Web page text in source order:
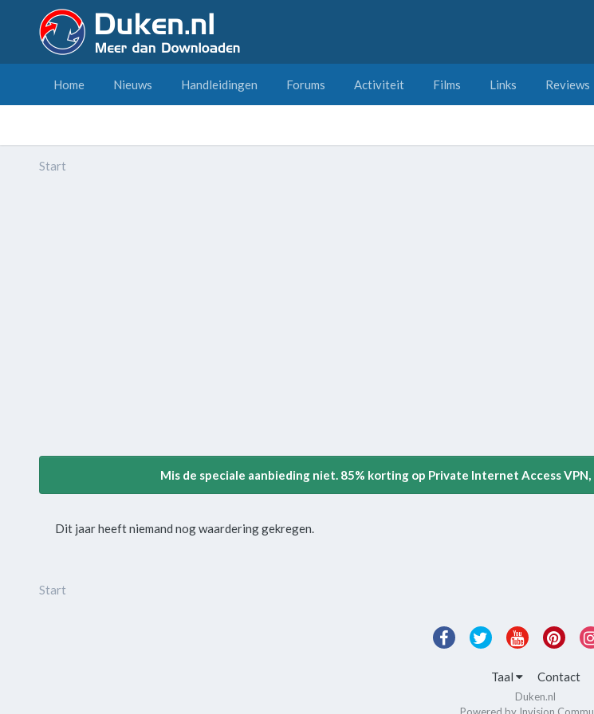
Home Nieuws Handleidingen Forums Activiteit Films Links Reviews
Start
Mis de speciale aanbieding niet. 85% korting op Private Internet Access
Dit jaar heeft niemand nog waardering gekregen.
Start
Taal Contact
Duken.nl